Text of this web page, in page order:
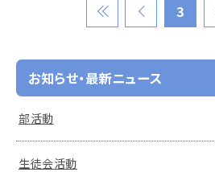
3
お知らせ・最新ニュース
部活動
生徒会活動